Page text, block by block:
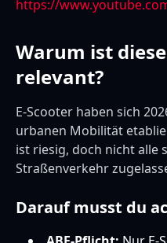
https://
Warum ist
relevant?
E-Scooter haben sich
urbanen Mobilität
ist riesig, doch nicht alle
Straßenverkehr
Darauf musst du